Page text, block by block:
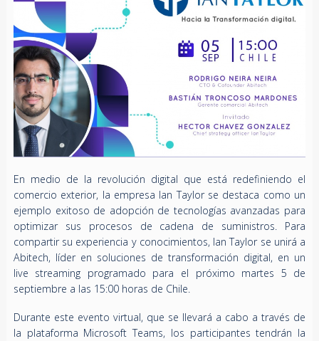
En medio de la revolución digital que está redefiniendo el
comercio exterior, la empresa Ian Taylor se destaca como un
ejemplo exitoso de adopción de tecnologías avanzadas para
optimizar sus procesos de cadena de suministros. Para
compartir su experiencia y conocimientos, Ian Taylor se unirá a
Abitech, líder en soluciones de transformación digital, en un
live streaming programado para el próximo martes 5 de
septiembre a las 15:00 horas de Chile.
Durante este evento virtual, que se llevará a cabo a través de
la plataforma Microsoft Teams, los participantes tendrán la